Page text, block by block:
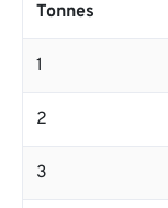
Tonnes
1
2
3